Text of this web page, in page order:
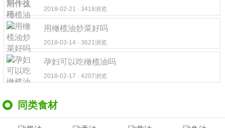
2018-02-21 · 3418浏览
用橄榄油炒菜好吗
2018-03-14 · 3621浏览
孕妇可以吃橄榄油吗
2018-02-17 · 4207浏览
同类食材